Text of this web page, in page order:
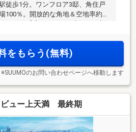
徒歩1分。ワンフロア3邸、角住戸
100％。開放的な角地＆空地率約
をもらう(無料)
※SUUMOのお問い合わせページへ移動します
ビュー上天満 最終期